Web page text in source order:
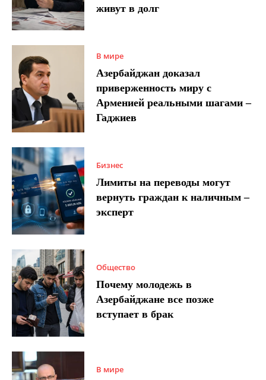
живут в долг
В мире
Азербайджан доказал
приверженность миру с
Арменией реальными шагами –
Гаджиев
Бизнес
Лимиты на переводы могут
вернуть граждан к наличным –
эксперт
Общество
Почему молодежь в
Азербайджане все позже
вступает в брак
В мире